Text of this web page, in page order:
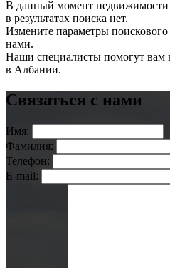
В данный момент недвижимости
в результатах поиска нет.
Измените параметры поискового
нами.
Наши специалисты помогут вам
в Албании.
Связаться с нами
Имя:
Фамилия:
Телефон:
E-mail: